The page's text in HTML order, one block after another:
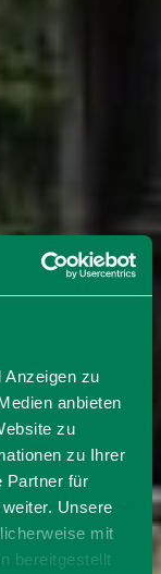
Anzeigen zu
anbieten
zu
zu Ihrer
Partner für
Unsere
mit
bereitgestellt